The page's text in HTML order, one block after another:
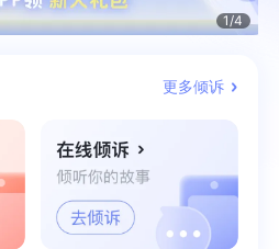
1/4
更多倾诉